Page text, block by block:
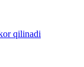
qilinadi